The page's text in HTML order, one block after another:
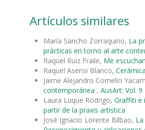
Artículos similares
María Sancho Zorraquino, La
prácticas en torno al arte
Raquel Ruiz Fraile, Me
Raquel Asensi Blanco,
Jaime Alejandro Cornelio
contemporánea , AusArt: Vol.
Laura Luque Rodrigo, Graffiti e
partir de la praxis artística
José Ignacio Lorente Bilbao,